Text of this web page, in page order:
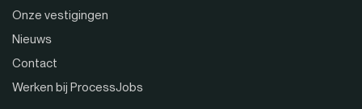
Onze vestigingen
Nieuws
Contact
Werken bij ProcessJobs